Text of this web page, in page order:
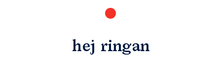
hej ringan